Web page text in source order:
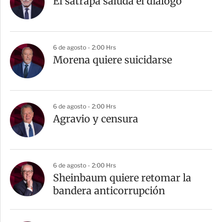
t
6 de agosto - 2:00 Hrs
Morena quiere suicidarse
6 de agosto - 2:00 Hrs
Agravio y censura
6 de agosto - 2:00 Hrs
Sheinbaum quiere retomar la
bandera anticorrupción